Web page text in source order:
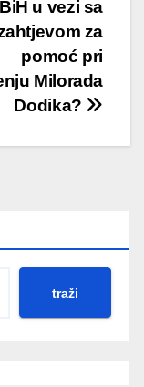
u vezi sa
za
pomoć pri
Milorada
Dodika?
traži